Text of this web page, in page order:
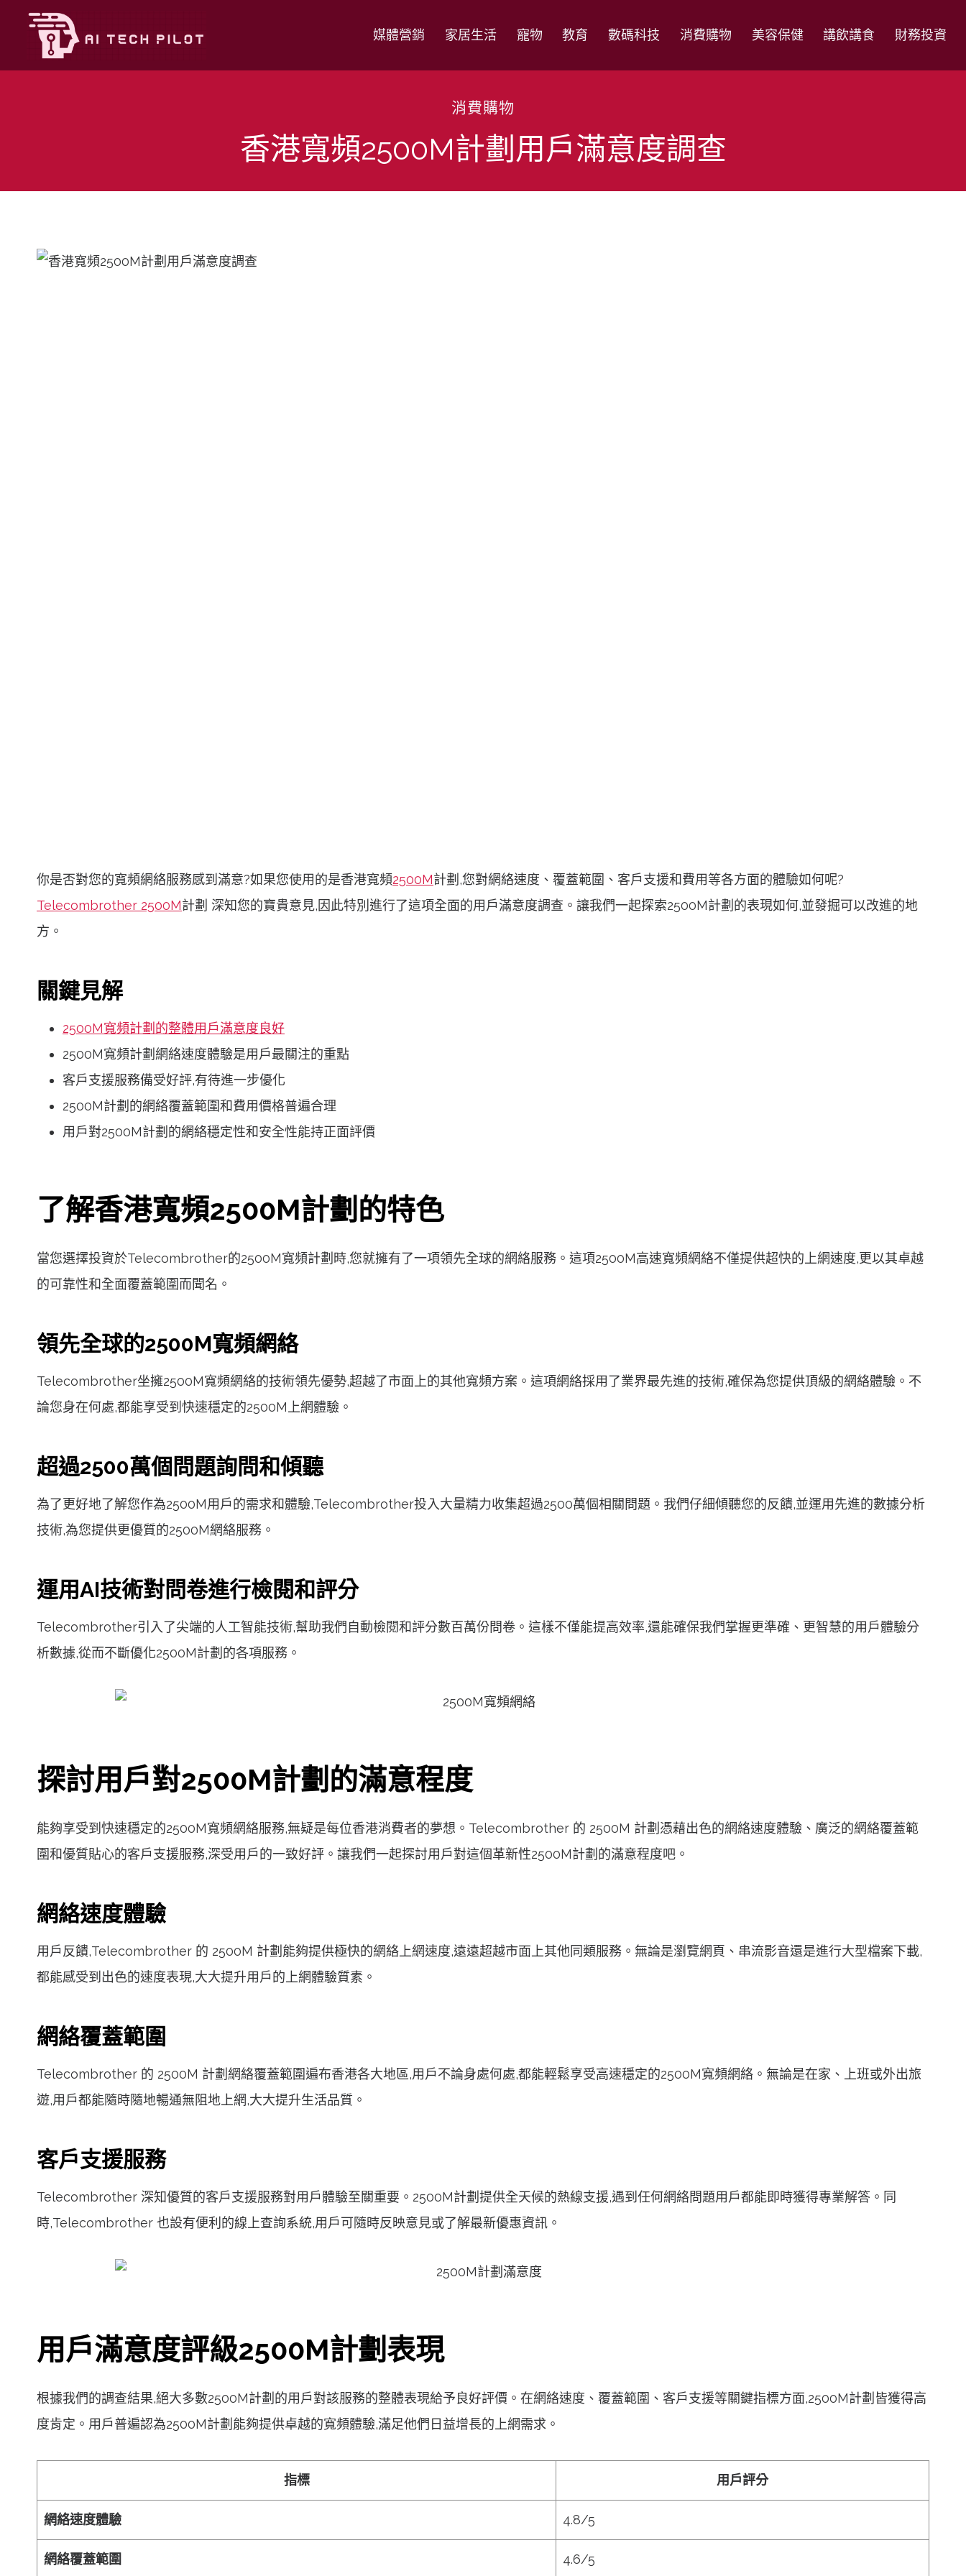
content
媒體營銷 家居生活 寵物 教育 數碼科技 消費購物 美容保健 講飲講食 財務投資
消費購物
香港寬頻2500M計劃用戶滿意度調查
你是否對您的寬頻網絡服務感到滿意?如果您使用的是香港寬頻2500M計劃,您對網絡速度、覆蓋範圍、客戶支援和費用等各方面的體驗如何呢?
Telecombrother 2500M計劃 深知您的寶貴意見,因此特別進行了這項全面的用戶滿意度調查。讓我們一起探索2500M計劃的表現如何,並發掘可以改進的地
方。
關鍵見解
2500M寬頻計劃的整體用戶滿意度良好
2500M寬頻計劃網絡速度體驗是用戶最關注的重點
客戶支援服務備受好評,有待進一步優化
2500M計劃的網絡覆蓋範圍和費用價格普遍合理
用戶對2500M計劃的網絡穩定性和安全性能持正面評價
了解香港寬頻2500M計劃的特色
當您選擇投資於Telecombrother的2500M寬頻計劃時,您就擁有了一項領先全球的網絡服務。這項2500M高速寬頻網絡不僅提供超快的上網速度,更以其卓越
的可靠性和全面覆蓋範圍而聞名。
領先全球的2500M寬頻網絡
Telecombrother坐擁2500M寬頻網絡的技術領先優勢,超越了市面上的其他寬頻方案。這項網絡採用了業界最先進的技術,確保為您提供頂級的網絡體驗。不
論您身在何處,都能享受到快速穩定的2500M上網體驗。
超過2500萬個問題詢問和傾聽
為了更好地了解您作為2500M用戶的需求和體驗,Telecombrother投入大量精力收集超過2500萬個相關問題。我們仔細傾聽您的反饋,並運用先進的數據分析
技術,為您提供更優質的2500M網絡服務。
運用AI技術對問卷進行檢閱和評分
Telecombrother引入了尖端的人工智能技術,幫助我們自動檢閱和評分數百萬份問卷。這樣不僅能提高效率,還能確保我們掌握更準確、更智慧的用戶體驗分
析數據,從而不斷優化2500M計劃的各項服務。
探討用戶對2500M計劃的滿意程度
能夠享受到快速穩定的2500M寬頻網絡服務,無疑是每位香港消費者的夢想。Telecombrother 的 2500M 計劃憑藉出色的網絡速度體驗、廣泛的網絡覆蓋範
圍和優質貼心的客戶支援服務,深受用戶的一致好評。讓我們一起探討用戶對這個革新性2500M計劃的滿意程度吧。
網絡速度體驗
用戶反饋,Telecombrother 的 2500M 計劃能夠提供極快的網絡上網速度,遠遠超越市面上其他同類服務。無論是瀏覽網頁、串流影音還是進行大型檔案下載,
都能感受到出色的速度表現,大大提升用戶的上網體驗質素。
網絡覆蓋範圍
Telecombrother 的 2500M 計劃網絡覆蓋範圍遍布香港各大地區,用戶不論身處何處,都能輕鬆享受高速穩定的2500M寬頻網絡。無論是在家、上班或外出旅
遊,用戶都能隨時隨地暢通無阻地上網,大大提升生活品質。
客戶支援服務
Telecombrother 深知優質的客戶支援服務對用戶體驗至關重要。2500M計劃提供全天候的熱線支援,遇到任何網絡問題用戶都能即時獲得專業解答。同
時,Telecombrother 也設有便利的線上查詢系統,用戶可隨時反映意見或了解最新優惠資訊。
用戶滿意度評級2500M計劃表現
根據我們的調查結果,絕大多數2500M計劃的用戶對該服務的整體表現給予良好評價。在網絡速度、覆蓋範圍、客戶支援等關鍵指標方面,2500M計劃皆獲得高
度肯定。用戶普遍認為2500M計劃能夠提供卓越的寬頻體驗,滿足他們日益增長的上網需求。
指標 用戶評分
網絡速度體驗 4.8/5
網絡覆蓋範圍 4.6/5